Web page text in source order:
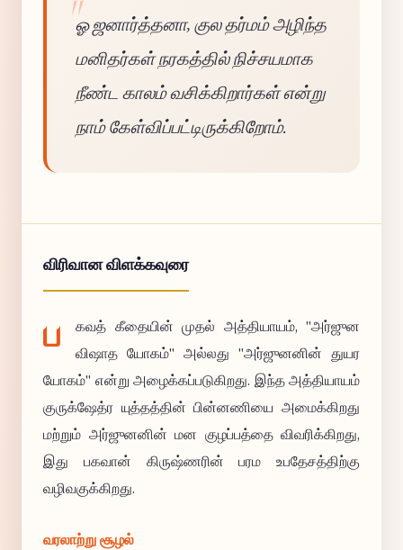
ஓ ஜனார்த்தனா, குல தர்மம் அழிந்த
மனிதர்கள் நரகத்தில் நிச்சயமாக
நீண்ட காலம் வசிக்கிறார்கள் என்று
நாம் கேள்விப்பட்டிருக்கிறோம்.
விரிவான விளக்கவுரை
ப
கவத் கீதையின் முதல் அத்தியாயம், "அர்ஜுன
விஷாத யோகம்" அல்லது "அர்ஜுனனின் துயர
யோகம்" என்று அழைக்கப்படுகிறது. இந்த அத்தியாயம்
குருக்ஷேத்ர யுத்தத்தின் பின்னணியை அமைக்கிறது
மற்றும் அர்ஜுனனின் மன குழப்பத்தை விவரிக்கிறது,
இது பகவான் கிருஷ்ணரின் பரம உபதேசத்திற்கு
வழிவகுக்கிறது.
வரலாற்று சூழல்